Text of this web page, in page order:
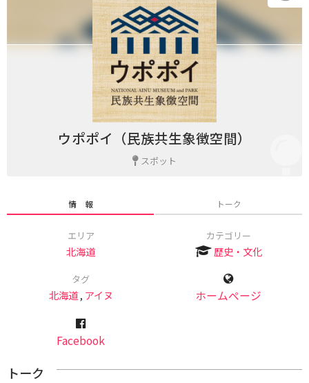
ウポポイ（民族共生象徴空間）
スポット
情 報 トーク
エリア
北海道
カテゴリー
歴史・文化
タグ
北海道, アイヌ ホームページ
Facebook
トーク